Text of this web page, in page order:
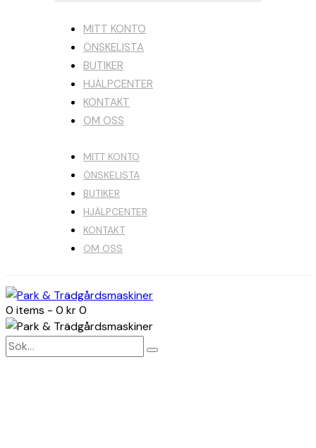
MITT KONTO
ÖNSKELISTA
BUTIKER
HJÄLPCENTER
KONTAKT
OM OSS
MITT KONTO
ÖNSKELISTA
BUTIKER
HJÄLPCENTER
KONTAKT
OM OSS
0 items - 0 kr0